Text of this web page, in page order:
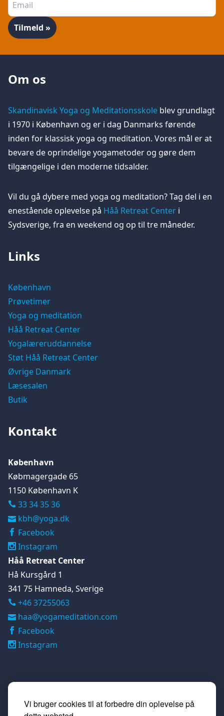
Vi bruger cookies til at forbedre din oplevelse på
Om os
Skandinavisk Yoga og Meditationsskole blev grundlagt
i 1970 i København og er i dag Danmarks førende
inden for klassisk yoga og meditation. Vores mål er at
bevare de oprindelige yogametoder og gøre dem
tilgængelige i den moderne tidsalder.
Vil du gå dybere med yoga og meditation? Tag del i en
enestående oplevelse på Håå Retreat Center i
Sydsverige, fra en weekend og op til tre måneder.
Links
København
Prøvetimer
Yoga og meditation
Håå Retreat Center
Yogalæreruddannelse
Støt Håå Retreat Center
Øvrige Danmark
Læsesalen
Butik
Kontakt
København
Købmagergade 65
1150 København K
33 34 35 36
kbh@yoga.dk
Facebook
Instagram
Håå Retreat Center
Hå Kursgård 1
341 75 Hamneda, Sverige
 +46 37255063
haa@yogameditation.com
Facebook
Instagram